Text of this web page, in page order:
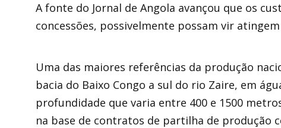
A fonte do Jornal de Angola avançou que os
concessões, possivelmente possam vir
Uma das maiores referências da produção
bacia do Baixo Congo a sul do rio Zaire, em
profundidade que varia entre 400 e 1500
na base de contratos de partilha de produção